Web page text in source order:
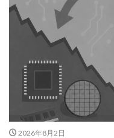
2026年8月2日